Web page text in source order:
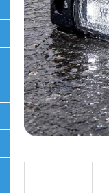
stele.